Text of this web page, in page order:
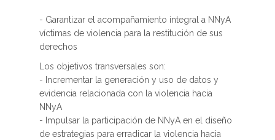
- Garantizar el acompañamiento integral a NNyA
víctimas de violencia para la restitución de sus
derechos
Los objetivos transversales son:
- Incrementar la generación y uso de datos y
evidencia relacionada con la violencia hacia
NNyA
- Impulsar la participación de NNyA en el diseño
de estrategias para erradicar la violencia hacia